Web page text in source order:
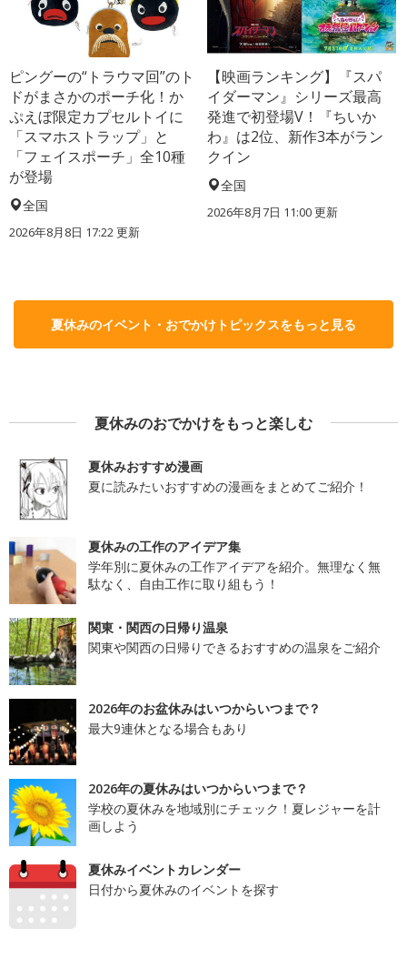
ピングーの“トラウマ回”のト
ドがまさかのポーチ化！か
ぷえぼ限定カプセルトイに
「スマホストラップ」と
「フェイスポーチ」全10種
が登場
全国
2026年8月8日 17:22更新
【映画ランキング】『スパ
イダーマン』シリーズ最高
発進で初登場V！『ちいか
わ』は2位、新作3本がラン
クイン
全国
2026年8月7日 11:00更新
夏休みのイベント・おでかけトピックスをもっと見る
夏休みのおでかけをもっと楽しむ
夏休みおすすめ漫画
夏に読みたいおすすめの漫画をまとめてご紹介！
夏休みの工作のアイデア集
学年別に夏休みの工作アイデアを紹介。無理なく無
駄なく、自由工作に取り組もう！
関東・関西の日帰り温泉
関東や関西の日帰りできるおすすめの温泉をご紹介
2026年のお盆休みはいつからいつまで？
最大9連休となる場合もあり
2026年の夏休みはいつからいつまで？
学校の夏休みを地域別にチェック！夏レジャーを計
画しよう
夏休みイベントカレンダー
日付から夏休みのイベントを探す